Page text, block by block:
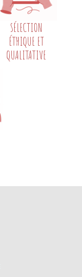
SÉLECTION
ÉTHIQUE ET
QUALITATIVE